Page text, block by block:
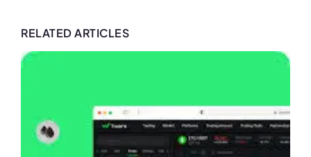
RELATED ARTICLES